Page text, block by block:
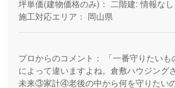
坪単価(建物価格のみ)： 二階建: 情報な
施工対応エリア： 岡山県
プロからのコメント：
「一番守りたい
によって違いますよね。倉敷ハウジン
未来③家計④老後の中から何を守りたい